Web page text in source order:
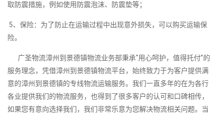
取防震措施，例如使用防震泡沫、防震垫等；
5、保险：为了防止在运输过程中出现意外损失，可以购买运输保
险。
广圣物流漳州到景德镇物流业务部秉承“用心呵护，值得托付”的
服务理念，凭借漳州到景德镇物流平台，始终致力于为客户提供满
意的漳州到景德镇的专线物流运输服务。我们一直多年的在为各行
各业提供我们的物流服务，也得到了很多客户的认可和口碑相传，
如果您有意向选择我们，我们非常乐意为您解决物流相关问题。当